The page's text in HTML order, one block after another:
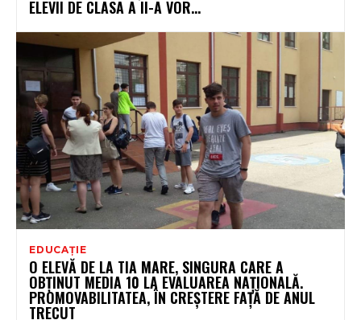
ELEVII DE CLASA A II-A VOR...
EDUCAȚIE
O ELEVĂ DE LA TIA MARE, SINGURA CARE A
OBȚINUT MEDIA 10 LA EVALUAREA NAȚIONALĂ.
PROMOVABILITATEA, ÎN CREȘTERE FAȚĂ DE ANUL
TRECUT